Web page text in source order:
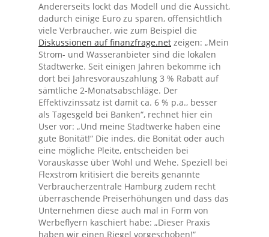
Andererseits lockt das Modell und die Aussicht,
dadurch einige Euro zu sparen, offensichtlich
viele Verbraucher, wie zum Beispiel die
Diskussionen auf finanzfrage.net zeigen: „Mein
Strom- und Wasseranbieter sind die lokalen
Stadtwerke. Seit einigen Jahren bekomme ich
dort bei Jahresvorauszahlung 3 % Rabatt auf
sämtliche 2-Monatsabschläge. Der
Effektivzinssatz ist damit ca. 6 % p.a., besser
als Tagesgeld bei Banken“, rechnet hier ein
User vor: „Und meine Stadtwerke haben eine
gute Bonität!“ Die indes, die Bonität oder auch
eine mögliche Pleite, entscheiden bei
Vorauskasse über Wohl und Wehe. Speziell bei
Flexstrom kritisiert die bereits genannte
Verbraucherzentrale Hamburg zudem recht
überraschende Preiserhöhungen und dass das
Unternehmen diese auch mal in Form von
Werbeflyern kaschiert habe: „Dieser Praxis
haben wir einen Riegel vorgeschoben!“